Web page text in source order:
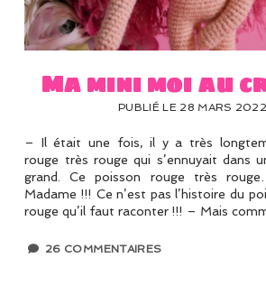
Ma mini moi au
PUBLIÉ LE 28 MARS 2022
– Il était une fois, il y a très
rouge très rouge qui s’ennuyait dans
grand. Ce poisson rouge très
Madame !!! Ce n’est pas l’histoire du
rouge qu’il faut raconter !!! – Mais
26 COMMENTAIRES